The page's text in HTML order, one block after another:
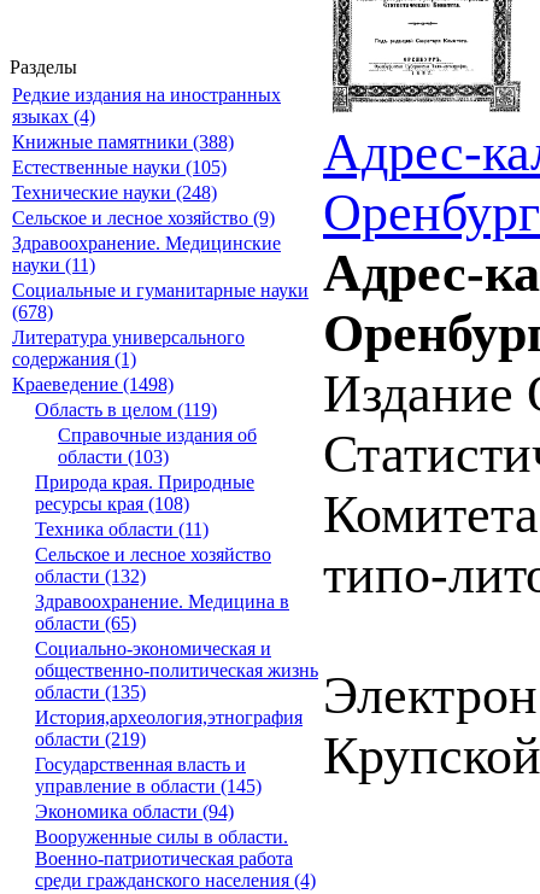
Разделы
Редкие издания на иностранных
языках (4)
Книжные памятники (388)
Естественные науки (105)
Технические науки (248)
Сельское и лесное хозяйство (9)
Здравоохранение. Медицинские
науки (11)
Социальные и гуманитарные науки
(678)
Литература универсального
содержания (1)
Краеведение (1498)
Область в целом (119)
Справочные издания об
области (103)
Природа края. Природные
ресурсы края (108)
Техника области (11)
Сельское и лесное хозяйство
области (132)
Здравоохранение. Медицина в
области (65)
Социально-экономическая и
общественно-политическая жизнь
области (135)
История,археология,этнография
области (219)
Государственная власть и
управление в области (145)
Экономика области (94)
Вооруженные силы в области.
Военно-патриотическая работа
среди гражданского населения (4)
Адрес-
Адрес-
Издание
типо-
Крупской